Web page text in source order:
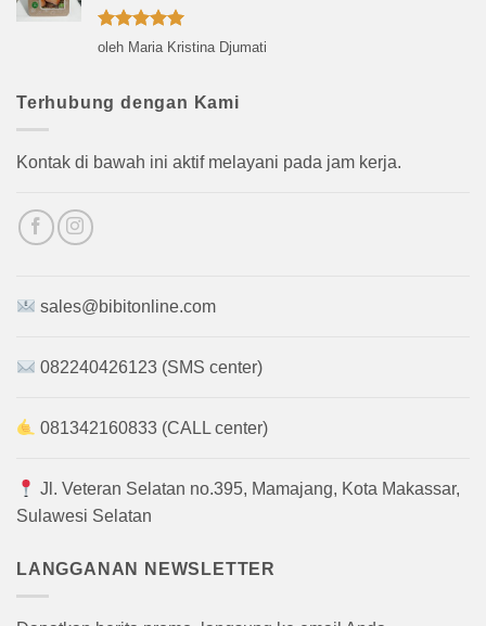
Dinilai5
oleh Maria Kristina Djumati
Terhubung dengan Kami
Kontak di bawah ini aktif melayani pada jam kerja.
sales@bibitonline.com
082240426123 (SMS center)
081342160833 (CALL center)
Jl. Veteran Selatan no.395, Mamajang, Kota Makassar,
Sulawesi Selatan
LANGGANAN NEWSLETTER